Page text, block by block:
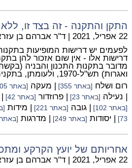
התקן והתקנה - זה בצד זו,
22 אפריל, 2021 | ד"ר אברהם בן
לפעמים יש דרישות המופיעות בתקנות,
דרישות אלו - אין שום אזכור להן
מדובר בתקנות התכנון והבניה
ואגרות) תש"ל-1970, ולעומתן, בתקנים הישראליים.
רום ושלח [באתר 355] | מעקה [באתר 105]
| נעילה [באתר 23] | פרוזדור [באתר 42]
[באתר 102] | גובה [באתר 221] | מידות
73]
| יסודות [באתר 249] | מדרגות [באתר 114]
אחריותם של יועץ הקרקע
22 אפריל, 2021 | ד"ר אברהם בן